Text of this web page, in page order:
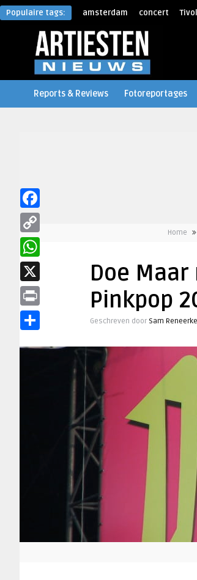
Populaire tags: amsterdam concert
Reports & Reviews Fotoreportages
Home
Doe
Pinkpop
Geschreven door Sam
Facebook
Copy
Link
WhatsApp
X
Print